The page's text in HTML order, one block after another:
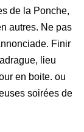
de la Ponche,
autres. Ne pas
Finir
lieu
en boite. ou
soirées de